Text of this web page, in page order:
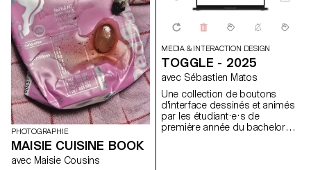
autour de la genèse de leurs
projets et des histoires qui se
cachent derrière chacun de ces
ouvrages.
PHOTOGRAPHIE
MAISIE CUISINE BOOK
avec Maisie Cousins
MEDIA & INTERACTION DESIGN
TOGGLE - 2025
avec Sébastien Matos
Une collection de boutons
d'interface dessinés et animés
par les étudiant·e·s de
première année du bachelor